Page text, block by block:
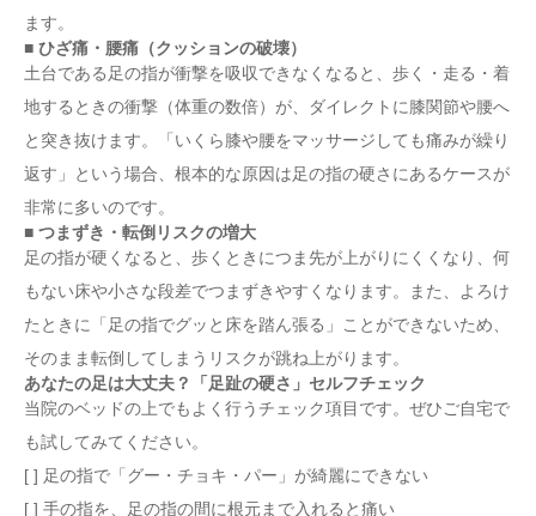
ます。
■ ひざ痛・腰痛（クッションの破壊）
土台である足の指が衝撃を吸収できなくなると、歩く・走る・着
地するときの衝撃（体重の数倍）が、ダイレクトに膝関節や腰へ
と突き抜けます。「いくら膝や腰をマッサージしても痛みが繰り
返す」という場合、根本的な原因は足の指の硬さにあるケースが
非常に多いのです。
■ つまずき・転倒リスクの増大
足の指が硬くなると、歩くときにつま先が上がりにくくなり、何
もない床や小さな段差でつまずきやすくなります。また、よろけ
たときに「足の指でグッと床を踏ん張る」ことができないため、
そのまま転倒してしまうリスクが跳ね上がります。
あなたの足は大丈夫？「足趾の硬さ」セルフチェック
当院のベッドの上でもよく行うチェック項目です。ぜひご自宅で
も試してみてください。
[ ] 足の指で「グー・チョキ・パー」が綺麗にできない
[ ] 手の指を、足の指の間に根元まで入れると痛い